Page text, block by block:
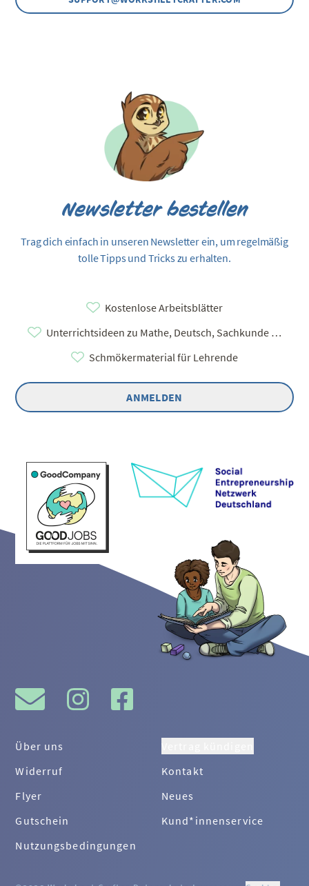
Newsletter bestellen
Trag dich einfach in unseren Newsletter ein, um regelmäßig
tolle Tipps und Tricks zu erhalten.
Kostenlose Arbeitsblätter
Unterrichtsideen zu Mathe, Deutsch, Sachkunde …
Schmökermaterial für Lehrende
ANMELDEN
Über uns
Widerruf
Kontakt
Flyer
Neues
Gutschein
Kund*innenservice
Nutzungsbedingungen